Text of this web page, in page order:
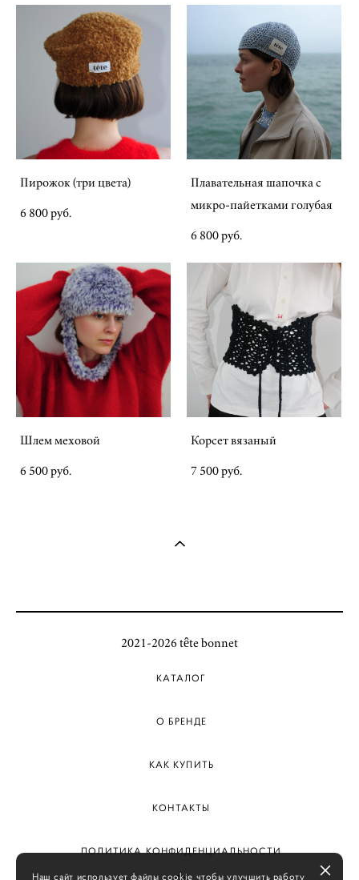
Пирожок (три цвета)
6 800 pуб.
Плавательная шапочка с
микро-пайетками голубая
6 800 pуб.
Шлем меховой
6 500 pуб.
Корсет вязаный
7 500 pуб.
2021-2026 tête bonnet
КАТАЛОГ
О БРЕНДЕ
КАК КУПИТЬ
КОНТАКТЫ
ПОЛИТИКА КОНФИДЕНЦИАЛЬНОСТИ
Наш сайт использует файлы cookie чтобы улучшить работу